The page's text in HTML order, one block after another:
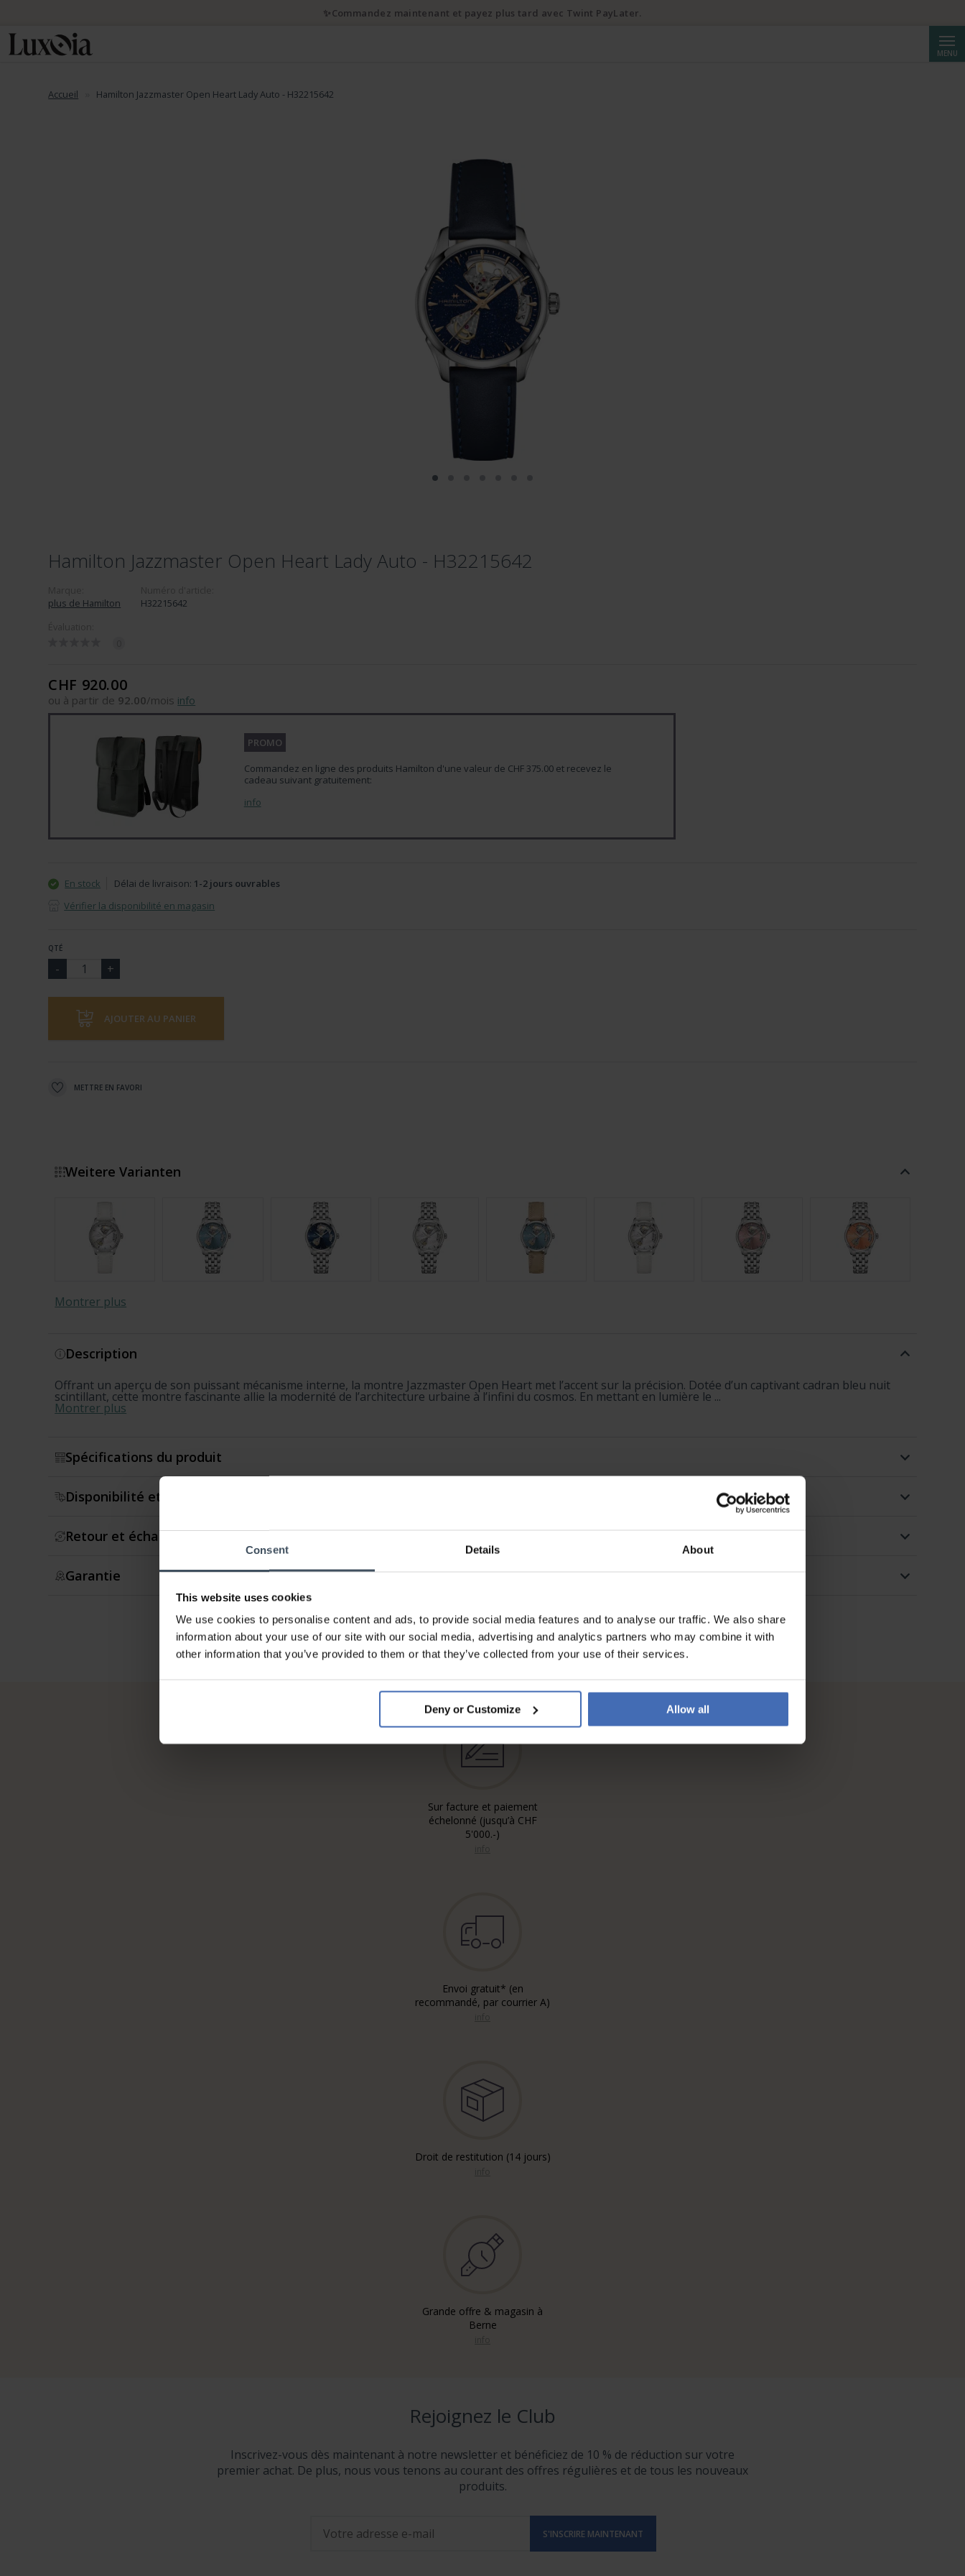
Consent Details About
This website uses cookies
We use cookies to personalise content and ads, to provide social media features and to analyse our traffic. We also share
information about your use of our site with our social media, advertising and analytics partners who may combine it with
other information that you’ve provided to them or that they’ve collected from your use of their services.
Deny or Customize Allow all
MENU
Accueil Hamilton Jazzmaster Open Heart Lady Auto - H32215642
Hamilton Jazzmaster Open Heart Lady Auto - H32215642
plus de Hamilton
H32215642
CHF 920.00
ou à partir de 92.00/mois info
PROMO
Commandez en ligne des produits Hamilton d'une valeur de CHF 375.00 et recevez le
cadeau suivant gratuitement:
info
En stock Délai de livraison: 1-2 jours ouvrables
Vérifier la disponibilité en magasin
QTÉ
AJOUTER AU PANIER
METTRE EN FAVORI
Weitere Varianten
Montrer plus
Description
Offrant un aperçu de son puissant mécanisme interne, la montre Jazzmaster Open Heart met l’accent sur la précision. Dotée d’un captivant cadran bleu nuit
scintillant, cette montre fascinante allie la modernité de l’architecture urbaine à l’infini du cosmos. En mettant en lumière le ...
Montrer plus
Spécifications du produit
Disponibilité et expédition
Retour et échange
Garantie
Sur facture et paiement
échelonné (jusqu’à CHF
5'000.-)
Envoi gratuit* (en
recommandé, par courrier A)
Droit de restitution (14 jours)
Grande offre & magasin à
Berne
Rejoignez le Club
Inscrivez-vous dès maintenant à notre newsletter et bénéficiez de 10 % de réduction sur votre
premier achat. De plus, nous vous tenons au courant des offres régulières et de tous les nouveaux
produits.
✨Commandez maintenant et payez plus tard avec Twint PayLater.